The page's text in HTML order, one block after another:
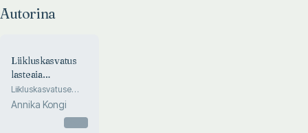
Autorina
Liikluskasvatus
lasteaia
igapäevatöös
Liikluskasvatuse
põhimõtete
rakendamine ning
Annika Kongi